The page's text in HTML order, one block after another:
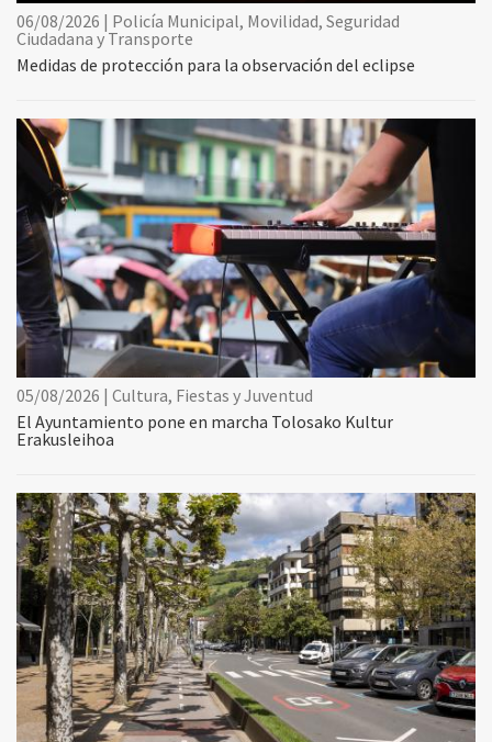
06/08/2026 | Policía Municipal, Movilidad, Seguridad
Ciudadana y Transporte
Medidas de protección para la observación del eclipse
05/08/2026 | Cultura, Fiestas y Juventud
El Ayuntamiento pone en marcha Tolosako Kultur
Erakusleihoa